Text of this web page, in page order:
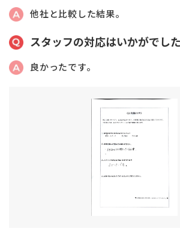
他社と比較した結果。
スタッフの対応はいかがでし
良かったです。